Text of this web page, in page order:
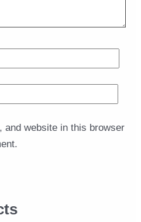
and website in this browser